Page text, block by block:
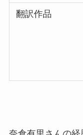
翻訳作品